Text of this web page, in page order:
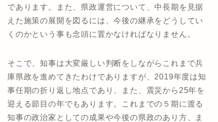
であります。また、県政運営について、中長期を見据
えた施策の展開を図るには、今後の継承をどうしてい
くのかという事も念頭に置かなければなりません。
そこで、知事は大変厳しい判断をしながらこれまで兵
庫県政を進めてきたわけでありますが、2019年度は知
事任期の折り返し地点であり、また、震災から25年を
迎える節目の年でもあります。これまでの５期に渡る
知事の政治家としての成果や今後の県政のあり方、ま